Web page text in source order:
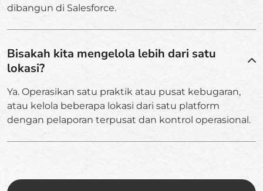
dibangun di Salesforce.
Bisakah kita mengelola lebih dari satu
lokasi?
Ya. Operasikan satu praktik atau pusat kebugaran,
atau kelola beberapa lokasi dari satu platform
dengan pelaporan terpusat dan kontrol operasional.